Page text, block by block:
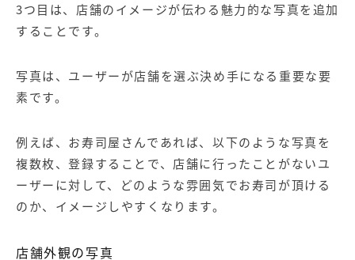
3つ目は、店舗のイメージが伝わる魅力的な写真を追加
することです。
写真は、ユーザーが店舗を選ぶ決め手になる重要な要
素です。
例えば、お寿司屋さんであれば、以下のような写真を
複数枚、登録することで、店舗に行ったことがないユ
ーザーに対して、どのような雰囲気でお寿司が頂ける
のか、イメージしやすくなります。
店舗外観の写真